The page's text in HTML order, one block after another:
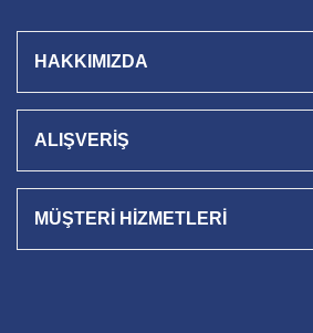
HAKKIMIZDA
ALIŞVERİŞ
MÜŞTERİ HİZMETLERİ